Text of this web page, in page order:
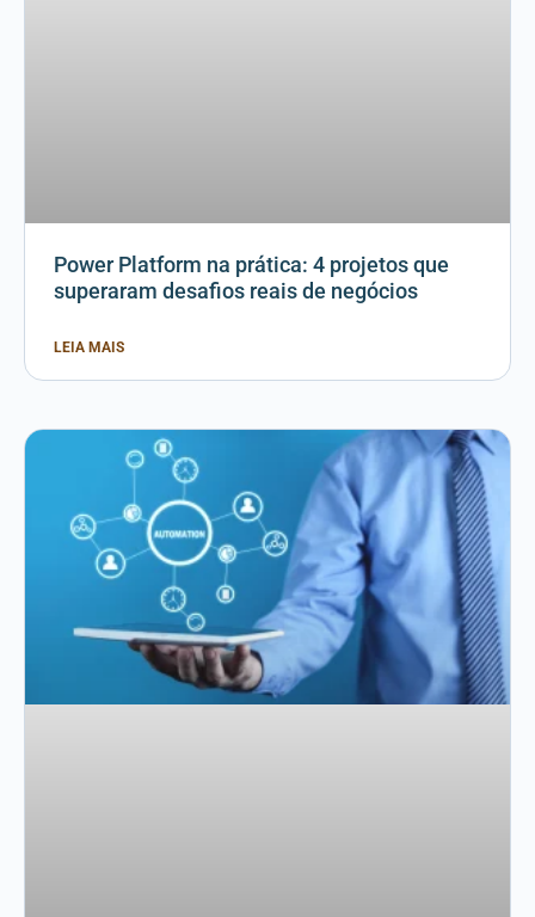
Power Platform na prática: 4 projetos que
superaram desafios reais de negócios
LEIA MAIS